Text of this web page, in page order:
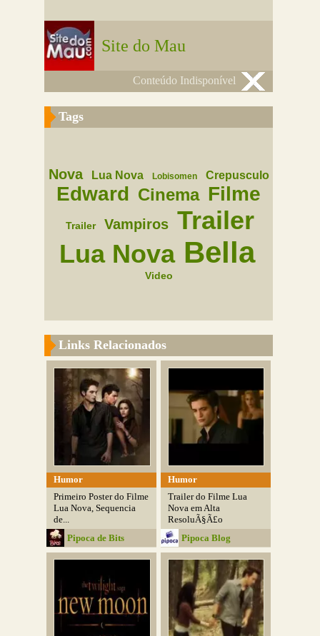
Site do Mau
Conteúdo Indisponível
Tags
Nova Lua Nova Lobisomen Crepusculo
Edward Cinema Filme
Trailer Vampiros Trailer
Lua Nova Bella
Video
Links Relacionados
Humor
Primeiro Poster do Filme
Lua Nova, Sequencia
de...
Pipoca de Bits
Humor
Trailer do Filme Lua
Nova em Alta
ResoluÃ§Ã£o
Pipoca Blog